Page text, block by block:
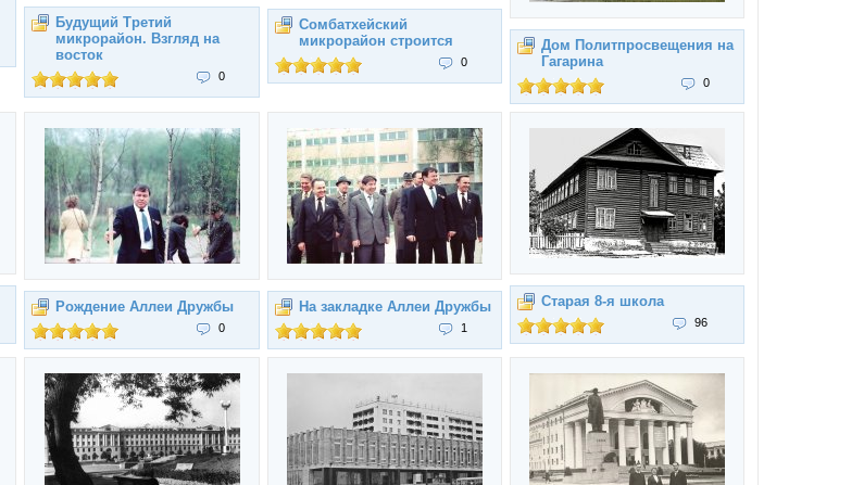
Будущий Третий
микрорайон. Взгляд на
восток
0
Сомбатхейский
микрорайон строится
0
Дом Политпросвещения на
Гагарина
0
Рождение Аллеи Дружбы
0
На закладке Аллеи Дружбы
1
Старая 8-я школа
96